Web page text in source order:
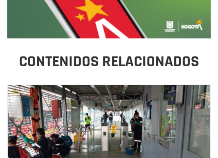
CONTENIDOS RELACIONADOS